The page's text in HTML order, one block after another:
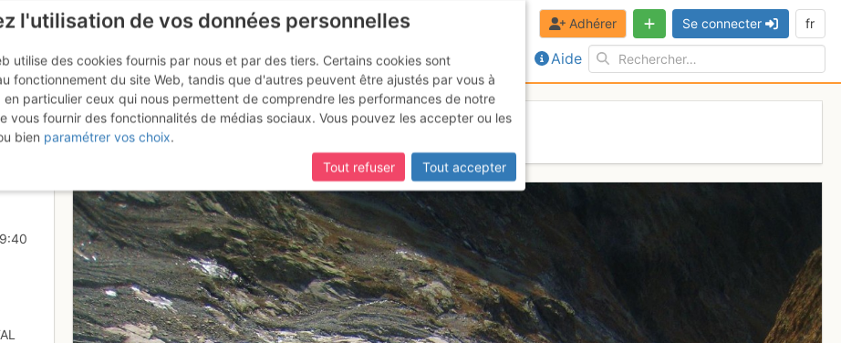
Aide
Adhérer Se connecter fr
soleil dans L6
l'utilisation de vos données personnelles
utilise des cookies fournis par nous et par des tiers. Certains cookies sont
fonctionnement du site Web, tandis que d'autres peuvent être ajustés par vous à
en particulier ceux qui nous permettent de comprendre les performances de notre
vous fournir des fonctionnalités de médias sociaux. Vous pouvez les accepter ou les
bien paramétrer vos choix.
Tout refuser
Tout accepter